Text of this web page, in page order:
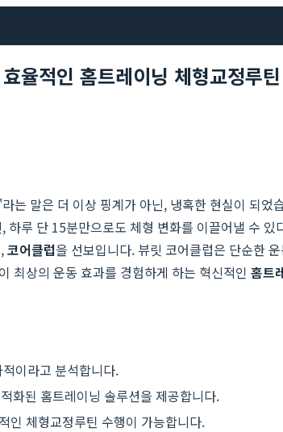
율적인 홈트레이닝 체형교정루틴
말은 더 이상 핑계가 아닌, 냉혹한 현실이 되었
루 단 15분만으로도 체형 변화를 이끌어낼 수
코어클럽을 선보입니다. 뷰릿 코어클럽은 단순한
최상의 운동 효과를 경험하게 하는 혁신적인 홈트
이라고 분석합니다.
화된 홈트레이닝 솔루션을 제공합니다.
인 체형교정루틴 수행이 가능합니다.